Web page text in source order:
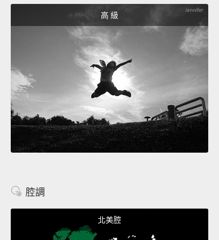
高 級
腔調
北美腔